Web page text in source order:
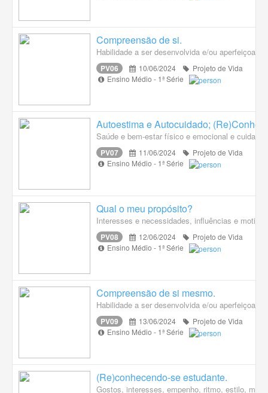
Compreensão de si.
Habilidade a ser desenvolvida e/ou
PV06 10/06/2024
Projeto de Vida
Ensino Médio - 1ª Série
Autoestima e Autocuidado;
Saúde e bem-estar físico e emocional e
PV07 11/06/2024
Projeto de Vida
Ensino Médio - 1ª Série
Qual o meu propósito?
Interesses e necessidades, influências e
PV08 12/06/2024
Projeto de Vida
Ensino Médio - 1ª Série
Compreensão de si mesmo.
Habilidade a ser desenvolvida e/ou
PV09 13/06/2024
Projeto de Vida
Ensino Médio - 1ª Série
(Re)conhecendo-se estudante.
Gostos, interesses, empenho, ritmo, estilo,